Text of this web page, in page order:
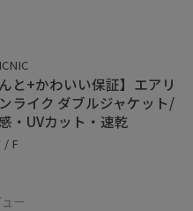
ス♪
ず着られるセットアッ
んと+かわいい保証】エアリ
ライク ダブルジャケット/
・UVカット・速乾
/ F
ー